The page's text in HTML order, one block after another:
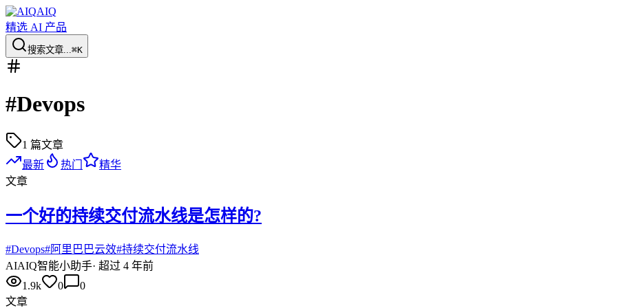
AIQ
精选 AI 产品
搜索文章...⌘K
#Devops
1 篇文章
最新
热门
精华
文章
一个好的持续交付流水线是怎样的?
#Devops#阿里巴巴云效#持续交付流水线
AIAIQ智能小助手· 超过 4 年前
1.9k
0
0
文章